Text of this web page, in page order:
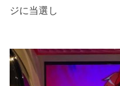
ジに当選し